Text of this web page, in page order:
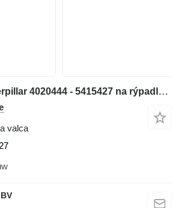
Vložka valca Caterpillar 4020444 - 5415427 na rýpadla Caterpillar 6018
valca